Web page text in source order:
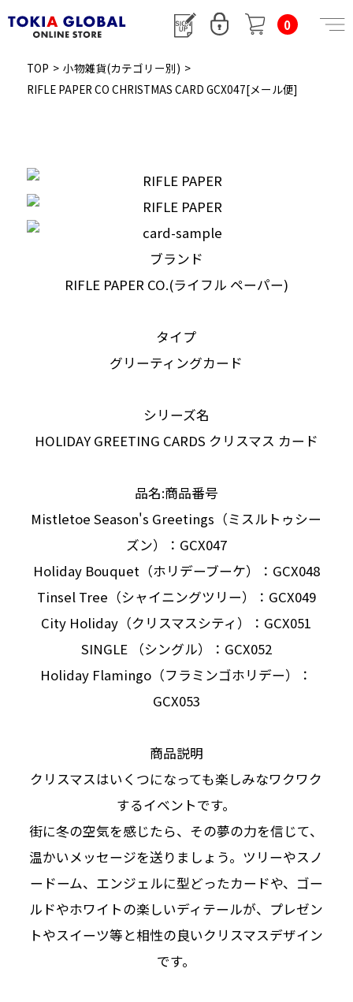
0
TOP > 小物雑貨(カテゴリー別) >
RIFLE PAPER CO CHRISTMAS CARD GCX047[メール便]
ブランド
RIFLE PAPER CO.(ライフル ペーパー)
タイプ
グリーティングカード
シリーズ名
HOLIDAY GREETING CARDS クリスマス カード
品名:商品番号
Mistletoe Season's Greetings（ミスルトゥシー
ズン）：GCX047
Holiday Bouquet（ホリデーブーケ）：GCX048
Tinsel Tree（シャイニングツリー）：GCX049
City Holiday（クリスマスシティ）：GCX051
SINGLE （シングル）：GCX052
Holiday Flamingo（フラミンゴホリデー）：
GCX053
商品説明
クリスマスはいくつになっても楽しみなワクワク
するイベントです。
街に冬の空気を感じたら、その夢の力を信じて、
温かいメッセージを送りましょう。ツリーやスノ
ードーム、エンジェルに型どったカードや、ゴー
ルドやホワイトの楽しいディテールが、プレゼン
トやスイーツ等と相性の良いクリスマスデザイン
です。